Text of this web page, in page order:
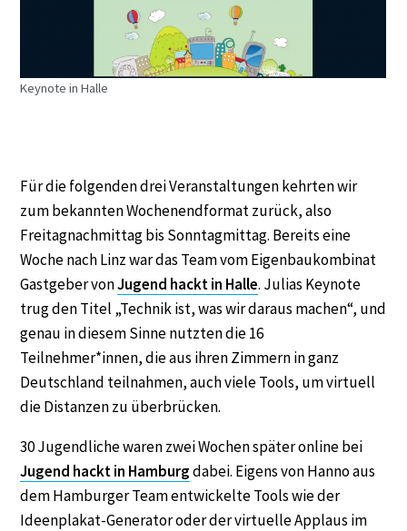
Keynote in Halle
Für die folgenden drei Veranstaltungen kehrten wir
zum bekannten Wochenendformat zurück, also
Freitagnachmittag bis Sonntagmittag. Bereits eine
Woche nach Linz war das Team vom Eigenbaukombinat
Gastgeber vonJugend hackt in Halle. Julias Keynote
trug den Titel „Technik ist, was wir daraus machen“, und
genau in diesem Sinne nutzten die 16
Teilnehmer*innen, die aus ihren Zimmern in ganz
Deutschland teilnahmen, auch viele Tools, um virtuell
die Distanzen zu überbrücken.
30 Jugendliche waren zwei Wochen später online bei
Jugend hackt in Hamburgdabei. Eigens von Hanno aus
dem Hamburger Team entwickelte Tools wie der
Ideenplakat-Generator oder der virtuelle Applaus im